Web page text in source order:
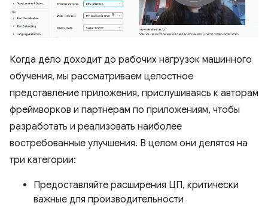
Когда дело доходит до рабочих нагрузок машинного
обучения, мы рассматриваем целостное
представление приложения, прислушиваясь к авторам
фреймворков и партнерам по приложениям, чтобы
разработать и реализовать наиболее
востребованные улучшения. В целом они делятся на
три категории:
Предоставляйте расширения ЦП, критически
важные для производительности